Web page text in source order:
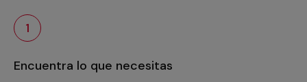
1
Encuentra lo que necesitas